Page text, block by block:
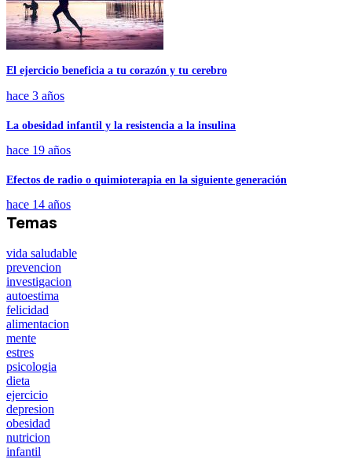
El ejercicio beneficia a tu corazón y tu cerebro
hace 3 años
La obesidad infantil y la resistencia a la insulina
hace 19 años
Efectos de radio o quimioterapia en la siguiente generación
hace 14 años
Temas
vida saludable
prevencion
investigacion
autoestima
felicidad
alimentacion
mente
estres
psicologia
dieta
ejercicio
depresion
obesidad
nutricion
infantil